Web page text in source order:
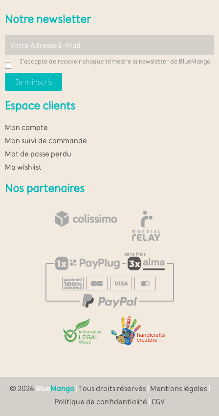
Notre newsletter
J'accepte de recevoir chaque trimestre la newsletter de BlueMango
Espace clients
Mon compte
Mon suivi de commande
Mot de passe perdu
Ma wishlist
Nos partenaires
© 2026 BlueMango| Tous droits réservés Mentions légales
Politique de confidentialité CGV